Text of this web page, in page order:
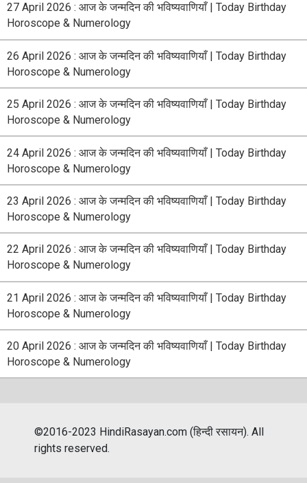
27 April 2026 : आज के जन्मदिन की भविष्यवाणियाँ | Today Birthday
Horoscope & Numerology
26 April 2026 : आज के जन्मदिन की भविष्यवाणियाँ | Today Birthday
Horoscope & Numerology
25 April 2026 : आज के जन्मदिन की भविष्यवाणियाँ | Today Birthday
Horoscope & Numerology
24 April 2026 : आज के जन्मदिन की भविष्यवाणियाँ | Today Birthday
Horoscope & Numerology
23 April 2026 : आज के जन्मदिन की भविष्यवाणियाँ | Today Birthday
Horoscope & Numerology
22 April 2026 : आज के जन्मदिन की भविष्यवाणियाँ | Today Birthday
Horoscope & Numerology
21 April 2026 : आज के जन्मदिन की भविष्यवाणियाँ | Today Birthday
Horoscope & Numerology
20 April 2026 : आज के जन्मदिन की भविष्यवाणियाँ | Today Birthday
Horoscope & Numerology
©2016-2023 HindiRasayan.com (हिन्दी रसायन). All
rights reserved.